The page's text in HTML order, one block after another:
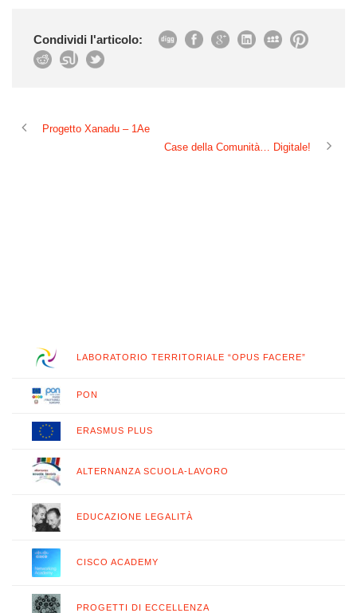
Condividi l'articolo:
Progetto Xanadu – 1Ae
Case della Comunità… Digitale!
LABORATORIO TERRITORIALE “OPUS FACERE”
PON
ERASMUS PLUS
ALTERNANZA SCUOLA-LAVORO
EDUCAZIONE LEGALITÀ
CISCO ACADEMY
PROGETTI DI ECCELLENZA